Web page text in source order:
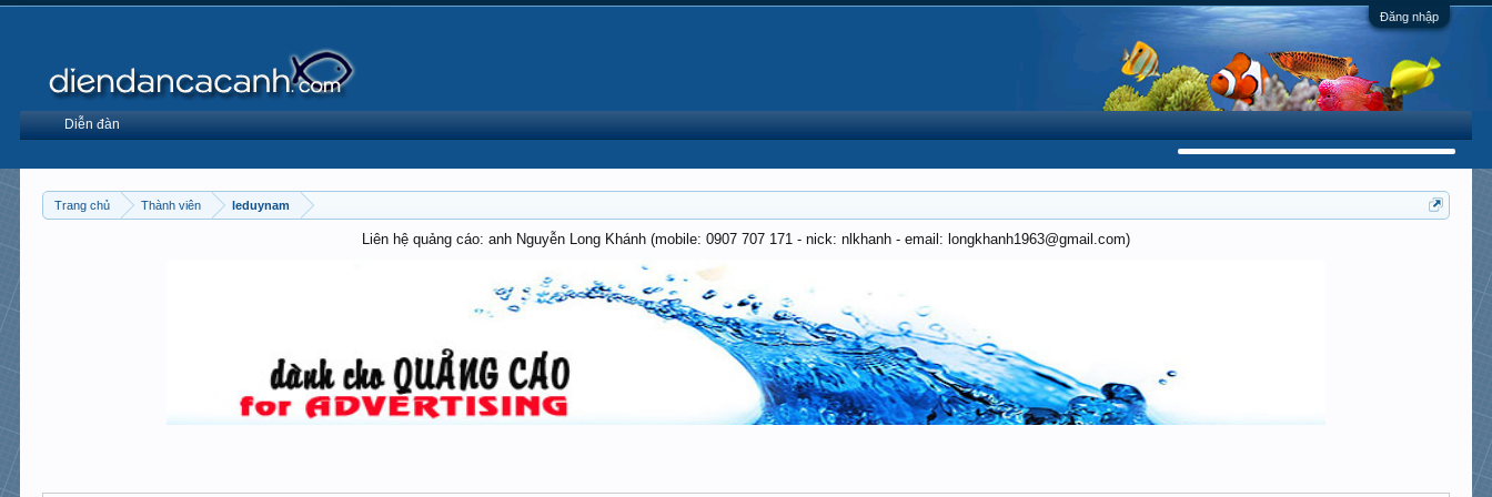
Đăng nhập
Trang chủ Thành viên leduynam
Liên hệ quảng cáo: anh Nguyễn Long Khánh (mobile: 0907 707 171 - nick: nlkhanh - email: longkhanh1963@gmail.com)
Diễn đàn